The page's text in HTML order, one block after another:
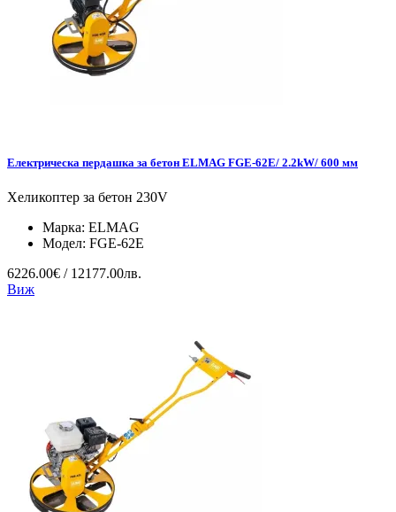
Електрическа пердашка за бетон ELMAG FGE-62E/ 2.2kW/ 600 мм
Хеликоптер за бетон 230V
Марка: ELMAG
Модел: FGE-62E
6226.00€ / 12177.00лв.
Виж